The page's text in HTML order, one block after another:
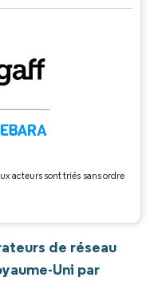
acteurs sont triés sans ordre
nécessite une attribution sous CC
de réseau
Uni par